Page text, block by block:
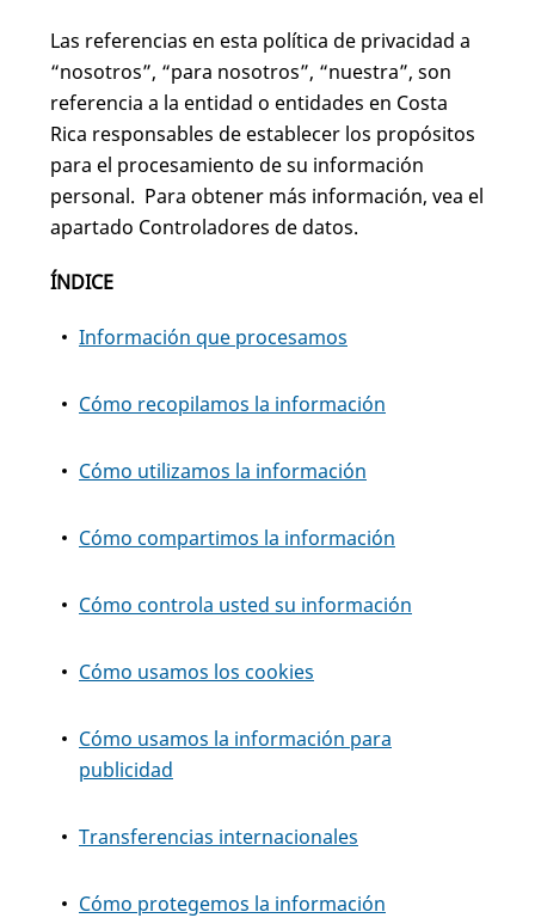
Las referencias en esta política de privacidad a
“nosotros”, “para nosotros”, “nuestra”, son
referencia a la entidad o entidades en Costa
Rica responsables de establecer los propósitos
para el procesamiento de su información
personal. Para obtener más información, vea el
apartado Controladores de datos.
ÍNDICE
Información que procesamos
Cómo recopilamos la información
Cómo utilizamos la información
Cómo compartimos la información
Cómo controla usted su información
Cómo usamos los cookies
Cómo usamos la información para
publicidad
Transferencias internacionales
Cómo protegemos la información